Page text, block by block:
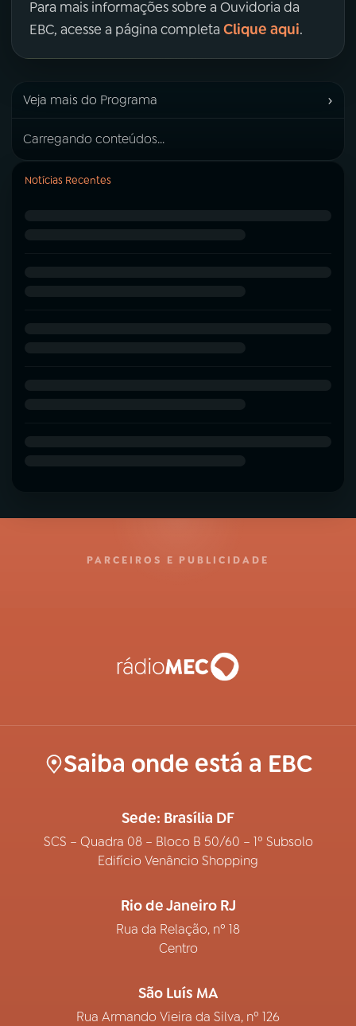
Para mais informações sobre a Ouvidoria da
EBC, acesse a página completa Clique aqui.
Veja mais do Programa ›
Carregando conteúdos...
Notícias Recentes
PARCEIROS E PUBLICIDADE
Saiba onde está a EBC
Sede: Brasília DF
SCS – Quadra 08 – Bloco B 50/60 – 1º Subsolo
Edifício Venâncio Shopping
Rio de Janeiro RJ
Rua da Relação, nº 18
Centro
São Luís MA
Rua Armando Vieira da Silva, nº 126